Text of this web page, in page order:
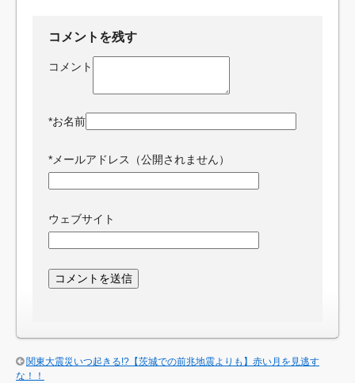
コメントを残す
コメント
*お名前
*メールアドレス（公開されません）
ウェブサイト
関東大震災いつ起きる!?【茨城での前兆地震よりも】赤い月を見逃す
な！！